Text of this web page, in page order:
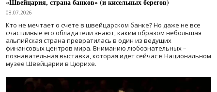
«Швейцария, страна банков» (и кисельных берегов)
08.07.2026
Кто не мечтает о счете в швейцарском банке? Но даже не все
счастливые его обладатели знают, каким образом небольшая
альпийская страна превратилась в один из ведущих
финансовых центров мира. Вниманию любознательных –
познавательная выставка, которая идет сейчас в Национальном
музее Швейцарии в Цюрихе.